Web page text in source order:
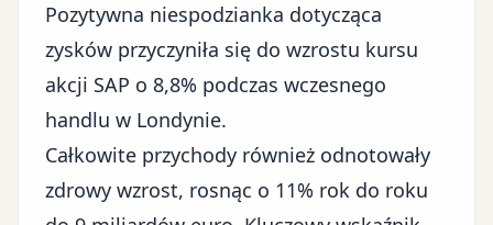
Pozytywna niespodzianka dotycząca
zysków przyczyniła się do wzrostu kursu
akcji SAP o 8,8% podczas wczesnego
handlu w Londynie.
Całkowite przychody również odnotowały
zdrowy wzrost, rosnąc o 11% rok do roku